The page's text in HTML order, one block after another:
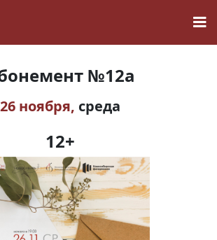
учёных
№12а
26 ноября, среда
12+